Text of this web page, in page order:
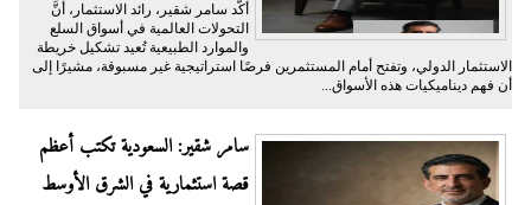
أكَّد سامر شقير، رائد الاستثمار، أنَّ
التحولات العالمية في أسواق السلع
والموارد الطبيعية تُعيد تشكيل خريطة
الاستثمار الدولي، وتفتح أمام المستثمرين فرصًا استراتيجية غير مسبوقة، مشيرًا إلى
أن فهم ديناميكيات هذه الأسواق...
سامر شقير: السعودية تكتب أعظم
قصة استثمارية في الشرق الأوسط